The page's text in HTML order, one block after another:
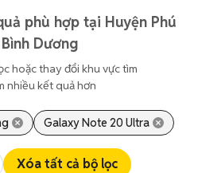
phù hợp tại Huyện Phú
Dương
hoặc thay đổi khu vực tìm
nhiều kết quả hơn
Galaxy Note 20 Ultra
Xóa tất cả bộ lọc